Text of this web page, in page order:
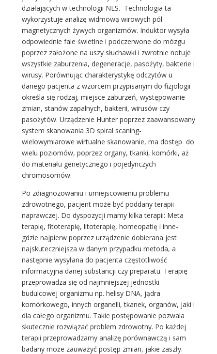
działających w technologii NLS. Technologia ta
wykorzystuje analizę widmową wirowych pól
magnetycznych żywych organizmów. Induktor wysyła
odpowiednie fale świetlne i podczerwone do mózgu
poprzez założone na uszy słuchawki i zwrotnie notuje
wszystkie zaburzenia, degeneracje, pasożyty, bakterie i
wirusy. Porównując charakterystykę odczytów u
danego pacjenta z wzorcem przypisanym do fizjologii
określa się rodzaj, miejsce zaburzeń, występowanie
zmian, stanów zapalnych, bakterii, wirusów czy
pasożytów. Urządzenie Hunter poprzez zaawansowany
system skanowania 3D spiral scaning-
wielowymiarowe wirtualne skanowanie, ma dostęp do
wielu poziomów, poprzez organy, tkanki, komórki, aż
do materiału genetycznego i pojedynczych
chromosomów.
Po zdiagnozowaniu i umiejscowieniu problemu
zdrowotnego, pacjent może być poddany terapii
naprawczej. Do dyspozycji mamy kilka terapii: Meta
terapię, fitoterapię, litoterapię, homeopatię i inne-
gdzie najpierw poprzez urządzenie dobierana jest
najskuteczniejsza w danym przypadku metoda, a
następnie wysyłana do pacjenta częstotliwość
informacyjna danej substancji czy preparatu. Terapię
przeprowadza się od najmniejszej jednostki
budulcowej organizmu np. helisy DNA, jądra
komórkowego, innych organelli, tkanek, organów, jaki i
dla całego organizmu. Takie postępowanie pozwala
skutecznie rozwiązać problem zdrowotny. Po każdej
terapii przeprowadzamy analizę porównawczą i sam
badany może zauważyć postęp zmian, jakie zaszły.